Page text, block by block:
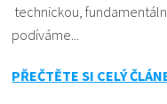
technickou,
podíváme...
PŘEČTĚTE SI CELÝ